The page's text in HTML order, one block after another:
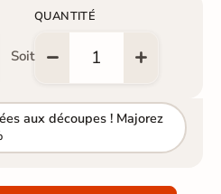
Soit
QUANTITÉ
aux découpes ! Majorez